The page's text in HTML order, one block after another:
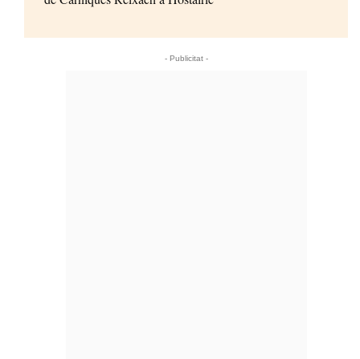
- Publicitat -